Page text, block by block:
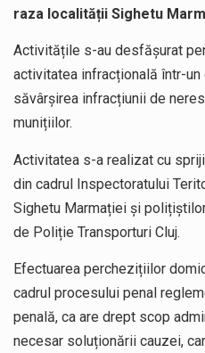
raza localității Sighetu
Activitățile s-au desfășurat
activitatea infracțională într-un
săvârșirea infracțiunii de
munițiilor.
Activitatea s-a realizat cu
din cadrul Inspectoratului
Sighetu Marmației și
de Poliție Transporturi Cluj.
Efectuarea perchezițiilor
cadrul procesului penal
penală, ca are drept scop
necesar soluționării cauzei,